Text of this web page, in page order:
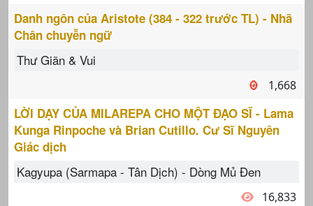
Danh ngôn của Aristote (384 - 322 trước TL) - Nhã
Chân chuyễn ngữ
Thư Giãn & Vui
1,668
LỜI DẠY CỦA MILAREPA CHO MỘT ĐẠO SĨ - Lama
Kunga Rinpoche và Brian Cutillo. Cư Sĩ Nguyên
Giác dịch
Kagyupa (Sarmapa - Tân Dịch) - Dòng Mủ Đen
16,833